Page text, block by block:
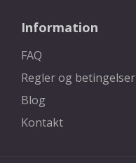
Information
FAQ
Regler og betingelser
Blog
Kontakt